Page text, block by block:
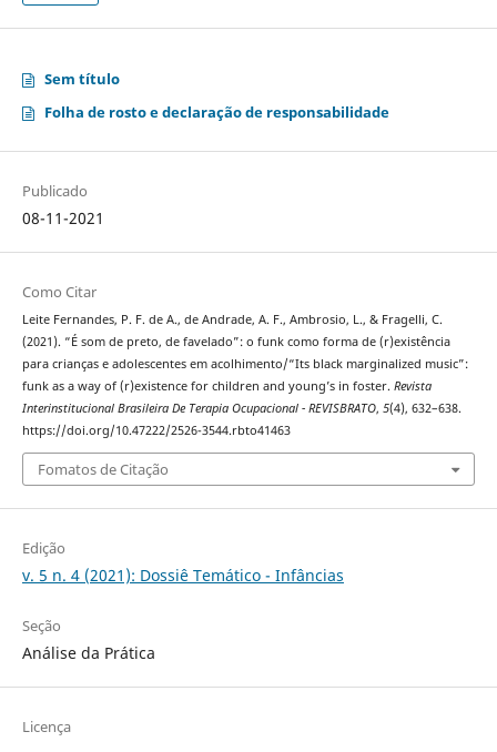
Sem título
Folha de rosto e declaração de responsabilidade
Publicado
08-11-2021
Como Citar
Leite Fernandes, P. F. de A., de Andrade, A. F., Ambrosio, L., & Fragelli, C.
(2021). “É som de preto, de favelado”: o funk como forma de (r)existência
para crianças e adolescentes em acolhimento/“Its black marginalized music”:
funk as a way of (r)existence for children and young’s in foster. Revista
Interinstitucional Brasileira De Terapia Ocupacional - REVISBRATO, 5(4), 632–638.
https://doi.org/10.47222/2526-3544.rbto41463
Fomatos de Citação
Edição
v. 5 n. 4 (2021): Dossiê Temático - Infâncias
Seção
Análise da Prática
Licença